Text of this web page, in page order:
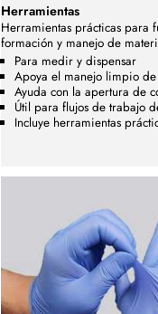
Herramientas
Herramientas prácticas para
formación y manejo de
Para medir y dispensar
Apoya el manejo limpio
Ayuda con la apertura de
Útil para flujos de trabajo
Incluye herramientas